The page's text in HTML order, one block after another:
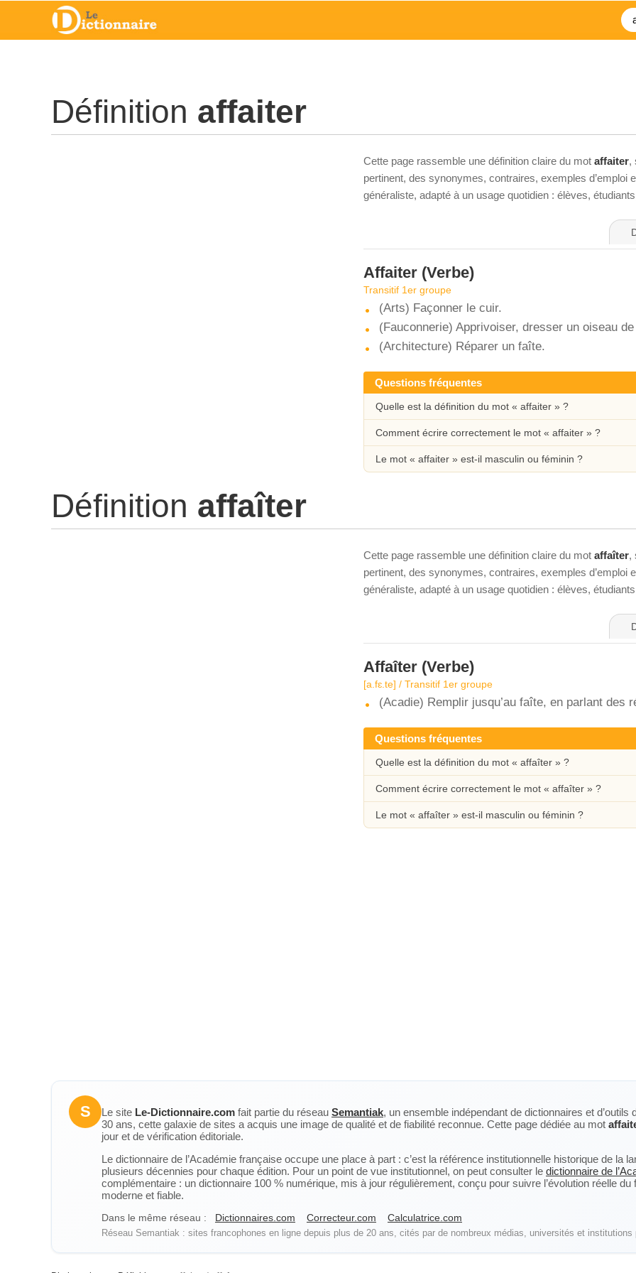
Définition affaiter
Cette page rassemble une définition claire du mot affaiter,
pertinent, des synonymes, contraires, exemples
généraliste, adapté à un usage quotidien : élèves,
Affaiter (Verbe)
Transitif 1er groupe
(Arts) Façonner le cuir.
(Fauconnerie) Apprivoiser, dresser un oiseau
(Architecture) Réparer un faîte.
Questions fréquentes
Quelle est la définition du mot « affaiter » ?
Comment écrire correctement le mot « affaiter » ?
Le mot « affaiter » est-il masculin ou féminin ?
Définition affaîter
Cette page rassemble une définition claire du mot affaîter,
pertinent, des synonymes, contraires, exemples
généraliste, adapté à un usage quotidien : élèves,
Affaîter (Verbe)
[a.fɛ.te] / Transitif 1er groupe
(Acadie) Remplir jusqu’au faîte, en parlant des
Questions fréquentes
Quelle est la définition du mot « affaîter » ?
Comment écrire correctement le mot « affaîter » ?
Le mot « affaîter » est-il masculin ou féminin ?
S Le site Le-Dictionnaire.com fait partie du réseau Semantiak, un ensemble indépendant de dictionnaires et
30 ans, cette galaxie de sites a acquis une image de qualité et de fiabilité reconnue. Cette page dédiée au mot
jour et de vérification éditoriale.
Le dictionnaire de l’Académie française occupe une place à part : c’est la référence institutionnelle historique de la
plusieurs décennies pour chaque édition. Pour un point de vue institutionnel, on peut consulter le dictionnaire de
complémentaire : un dictionnaire 100 % numérique, mis à jour régulièrement, conçu pour suivre l’évolution réelle
moderne et fiable.
Dans le même réseau : Dictionnaires.com Correcteur.com Calculatrice.com
Réseau Semantiak : sites francophones en ligne depuis plus de 20 ans, cités par de nombreux médias, universités et institutions